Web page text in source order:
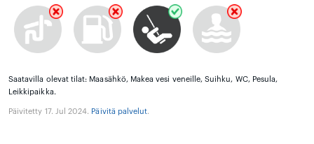
Saatavilla olevat tilat: Maasähkö, Makea vesi veneille, Suihku, WC, Pesula,
Leikkipaikka.
Päivitetty 17. Jul 2024. Päivitä palvelut.